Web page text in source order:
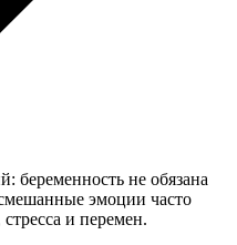
беременность не обязана
эмоции часто
и перемен.